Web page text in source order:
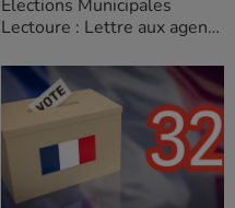
Elections Municipales
Lectoure : Lettre aux agents
Xavier Ballenghien